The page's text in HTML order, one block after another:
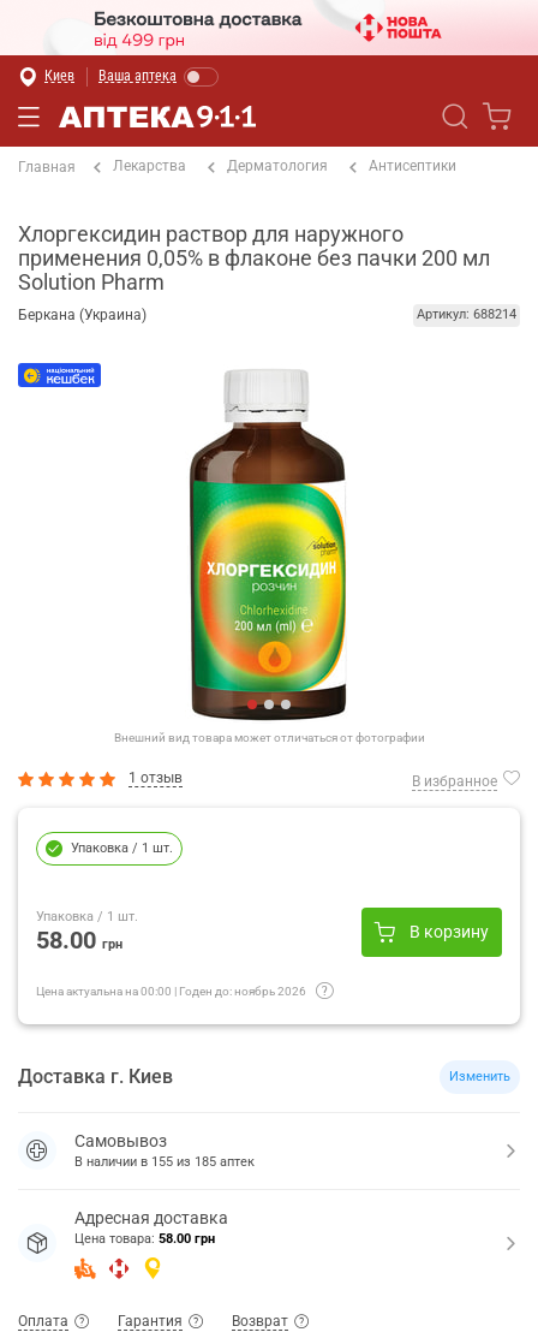
Киев Ваша аптека
Главная Лекарства Дерматология Антисептики
Хлоргексидин раствор для наружного
применения 0,05% в флаконе без пачки 200 мл
Solution Pharm
Беркана (Украина) Артикул: 688214
Внешний вид товара может отличаться от фотографии
1 отзыв В избранное
Упаковка / 1 шт.
Упаковка / 1 шт.
58.00 грн
В корзину
Цена актуальна на00:00 | Годен до:ноябрь 2026
Доставка г. Киев Изменить
Самовывоз
В наличии в 155 из 185 аптек
Адресная доставка
Цена товара: 58.00 грн
Оплата Гарантия Возврат